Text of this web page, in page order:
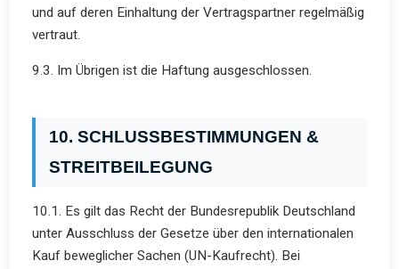
und auf deren Einhaltung der Vertragspartner regelmäßig
vertraut.
9.3. Im Übrigen ist die Haftung ausgeschlossen.
10. SCHLUSSBESTIMMUNGEN &
STREITBEILEGUNG
10.1. Es gilt das Recht der Bundesrepublik Deutschland
unter Ausschluss der Gesetze über den internationalen
Kauf beweglicher Sachen (UN-Kaufrecht). Bei